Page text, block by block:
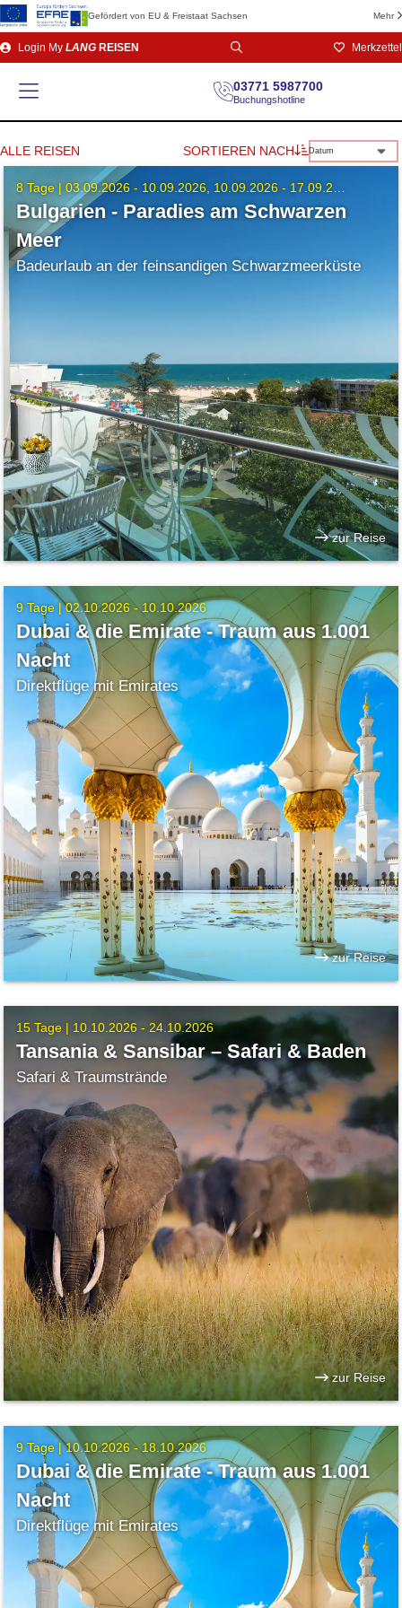
Gefördert von EU & Freistaat Sachsen Mehr
Direkt
zum
Login My LANG REISEN Merkzettel
03771 5987700
Buchungshotline
ALLE REISEN SORTIEREN NACH Datum
8 Tage |03.09.2026 - 10.09.2026 10.09.2026 - 17.09.2026
Bulgarien - Paradies am Schwarzen
Meer
Badeurlaub an der feinsandigen Schwarzmeerküste
zur Reise
9 Tage |02.10.2026 - 10.10.2026
Dubai & die Emirate - Traum aus 1.001
Nacht
Direktflüge mit Emirates
zur Reise
15 Tage | 10.10.2026 - 24.10.2026
Tansania & Sansibar – Safari & Baden
Safari & Traumstrände
zur Reise
9 Tage |10.10.2026 - 18.10.2026
Dubai & die Emirate - Traum aus 1.001
Nacht
Direktflüge mit Emirates